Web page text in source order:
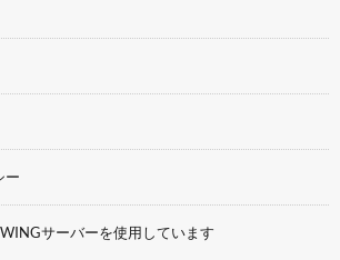
ー
サーバーを使用しています